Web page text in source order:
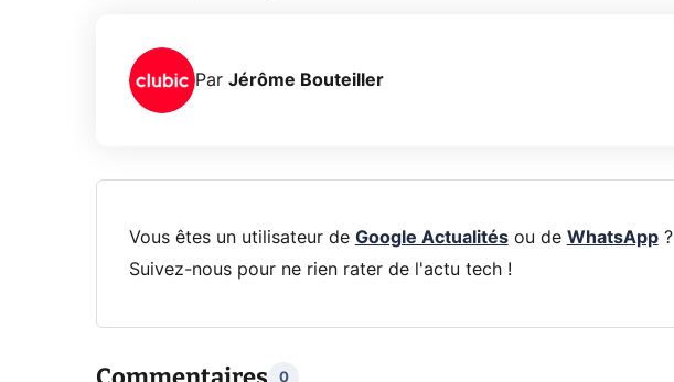
Par Jérôme Bouteiller
Vous êtes un utilisateur de Google Actualitésou de WhatsApp?
Suivez-nous pour ne rien rater de l'actu tech !
0